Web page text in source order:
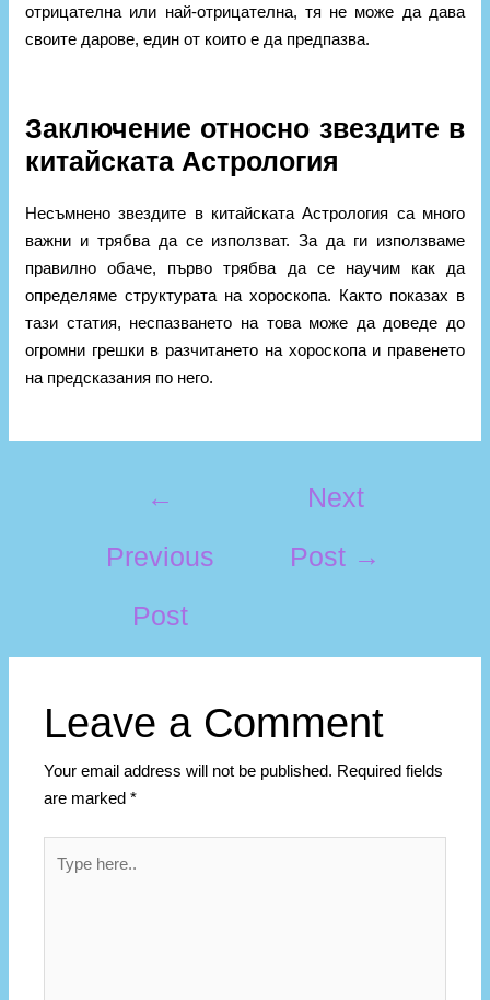
отрицателна или най-отрицателна, тя не може да дава
своите дарове, един от които е да предпазва.
Заключение относно звездите в
китайската Астрология
Несъмнено звездите в китайската Астрология са много
важни и трябва да се използват. За да ги използваме
правилно обаче, първо трябва да се научим как да
определяме структурата на хороскопа. Както показах в
тази статия, неспазването на това може да доведе до
огромни грешки в разчитането на хороскопа и правенето
на предсказания по него.
←
Previous
Post
Next
Post →
Leave a Comment
Your email address will not be published. Required fields
are marked*